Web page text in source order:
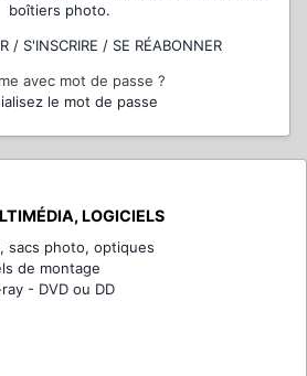
boîtiers photo.
/ S'INSCRIRE / SE RÉABONNER
avec mot de passe ?
le mot de passe
LOGICIELS
sacs photo, optiques
de montage
- DVD ou DD